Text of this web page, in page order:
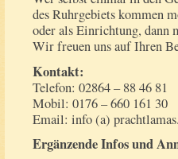
des Ruhrgebiets kommen
oder als Einrichtung, dann
Wir freuen uns auf Ihren
Kontakt:
Telefon: 02864 – 88 46 81
Mobil: 0176 – 660 161 30
Email: info (a)
Ergänzende Infos und